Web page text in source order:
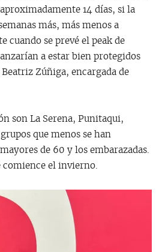
14 días, si la
más, más menos a
cuando se prevé el peak de
a estar bien protegidos
Zúñiga, encargada de
son La Serena, Punitaqui,
que menos se han
de 60 y los embarazadas.
comience el invierno.